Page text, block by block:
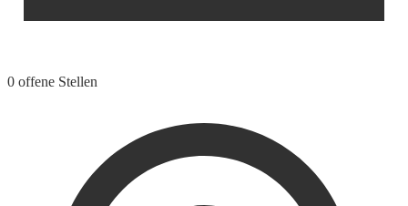
0 offene Stellen